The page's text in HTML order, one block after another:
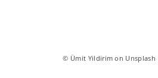
© Ümit Yildirim on Unsplash